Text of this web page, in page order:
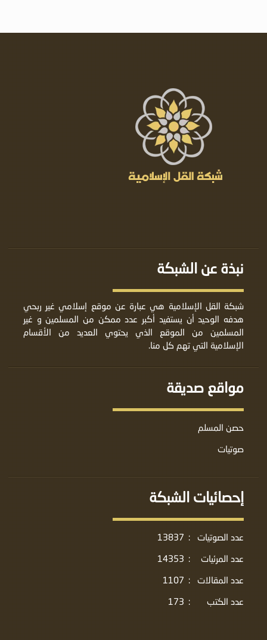
نبذة عن الشبكة
شبكة القل الإسلامية هي عبارة عن موقع إسلامي غير ربحي
هدفه الوحيد أن يستفيد أكبر عدد ممكن من المسلمين و غير
المسلمين من الموقع الذي يحتوي العديد من الأقسام
الإسلامية التي تهم كل منا.
مواقع صديقة
حصن المسلم
صوتيات
إحصائيات الشبكة
عدد الصوتيات :
13837
عدد المرئيات
:
14353
عدد المقالات
:
1107
عدد الكتب
:
173